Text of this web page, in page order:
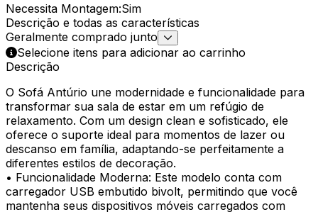
Necessita Montagem:Sim
Descrição e todas as características
Geralmente comprado junto
Selecione itens para adicionar ao carrinho
Descrição
O Sofá Antúrio une modernidade e funcionalidade para
transformar sua sala de estar em um refúgio de
relaxamento. Com um design clean e sofisticado, ele
oferece o suporte ideal para momentos de lazer ou
descanso em família, adaptando-se perfeitamente a
diferentes estilos de decoração.
• Funcionalidade Moderna: Este modelo conta com
carregador USB embutido bivolt, permitindo que você
mantenha seus dispositivos móveis carregados com